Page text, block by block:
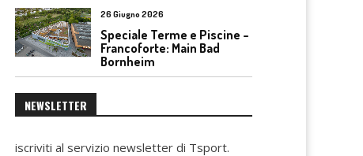
26 Giugno 2026
Speciale Terme e Piscine –
Francoforte: Main Bad
Bornheim
NEWSLETTER
iscriviti al servizio newsletter di Tsport.